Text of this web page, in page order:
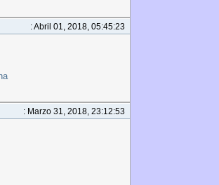
: Abril 01, 2018, 05:45:23
: Marzo 31, 2018, 23:12:53